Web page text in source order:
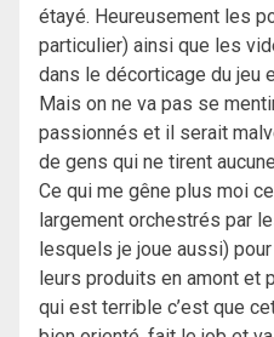
étayé. Heureusement les
particulier) ainsi que les
dans le décorticage du jeu
Mais on ne va pas se
passionnés et il serait
de gens qui ne tirent
Ce qui me gêne plus moi
largement orchestrés par
lesquels je joue aussi)
leurs produits en amont et
qui est terrible c’est que